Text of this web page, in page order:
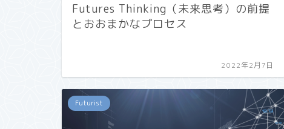
Futures Thinking（未来思考）の前提
とおおまかなプロセス
2022年2月7日
Futurist